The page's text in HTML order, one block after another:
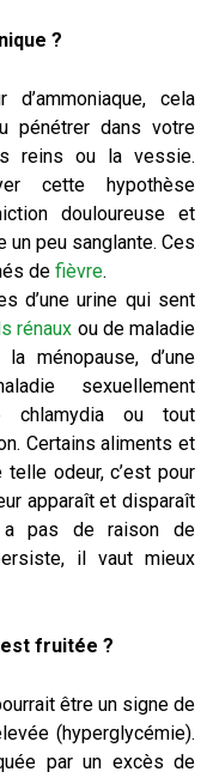
?
cela
pénétrer dans votre
reins ou la vessie.
cette hypothèse
douloureuse et
un peu sanglante. Ces
de fièvre.
d’une urine qui sent
rénaux ou de maladie
ménopause, d’une
sexuellement
chlamydia ou tout
Certains aliments et
odeur, c’est pour
apparaît et disparaît
a pas de raison de
il vaut mieux
fruitée ?
être un signe de
(hyperglycémie).
par un excès de